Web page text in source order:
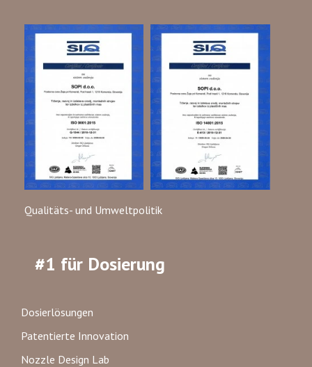
Qualitäts- und Umweltpolitik
#1 für Dosierung
Dosierlösungen
Patentierte Innovation
Nozzle Design Lab